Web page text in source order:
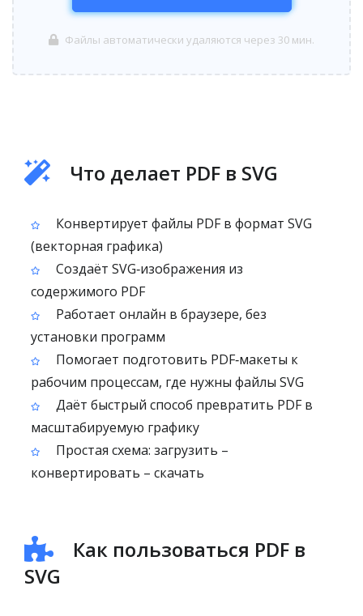
Файлы автоматически удаляются через 30 мин.
Что делает PDF в SVG
Конвертирует файлы PDF в формат SVG
(векторная графика)
Создаёт SVG‑изображения из
содержимого PDF
Работает онлайн в браузере, без
установки программ
Помогает подготовить PDF‑макеты к
рабочим процессам, где нужны файлы SVG
Даёт быстрый способ превратить PDF в
масштабируемую графику
Простая схема: загрузить –
конвертировать – скачать
Как пользоваться PDF в
SVG